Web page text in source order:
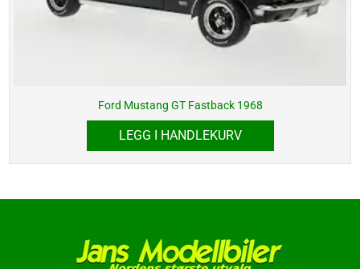
Ford Mustang GT Fastback 1968
LEGG I HANDLEKURV